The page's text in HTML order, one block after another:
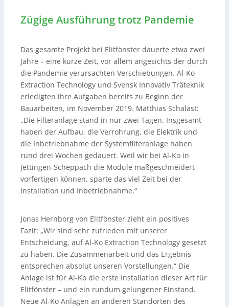
Zügige Ausführung trotz Pandemie
Das gesamte Projekt bei Elitfönster dauerte etwa zwei
Jahre – eine kurze Zeit, vor allem angesichts der durch
die Pandemie verursachten Verschiebungen. Al-Ko
Extraction Technology und Svensk Innovativ Träteknik
erledigten ihre Aufgaben bereits zu Beginn der
Bauarbeiten, im November 2019. Matthias Schalast:
„Die Filteranlage stand in nur zwei Tagen. Insgesamt
haben der Aufbau, die Verrohrung, die Elektrik und
die Inbetriebnahme der Systemfilteranlage haben
rund drei Wochen gedauert. Weil wir bei Al-Ko in
Jettingen-Scheppach die Module maßgeschneidert
vorfertigen können, sparte das viel Zeit bei der
Installation und Inbetriebnahme.“
Jonas Hernborg von Elitfönster zieht ein positives
Fazit: „Wir sind sehr zufrieden mit unserer
Entscheidung, auf Al-Ko Extraction Technology gesetzt
zu haben. Die Zusammenarbeit und das Ergebnis
entsprechen absolut unseren Vorstellungen.“ Die
Anlage ist für Al-Ko die erste Installation dieser Art für
Elitfönster – und ein rundum gelungener Einstand.
Neue Al-Ko Anlagen an anderen Standorten des